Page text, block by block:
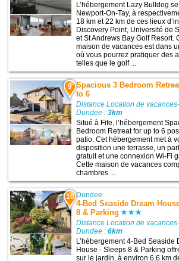
L’hébergement Lazy Bulldog
Newport-On-Tay, à
18 km et 22 km de ces lieux
Discovery Point, Université de
et St Andrews Bay Golf Resort.
maison de vacances est dans
où vous pourrez pratiquer des
telles que le golf ...
9 Spacious 3 Bedroom
to 6
Distance Location de
Dundee :3km
Situé à Fife, l’hébergement
Bedroom Retreat for up to 6
patio. Cet hébergement met à
disposition une terrasse, un
gratuit et une connexion Wi-Fi
Cette maison de vacances
chambres ...
10 Dundee
4-Bed Seaside Dream
8 & Parking
Distance Location de
Dundee :6km
L’hébergement 4-Bed Seaside
House - Sleeps 8 & Parking
sur le jardin, à environ 6,6 km